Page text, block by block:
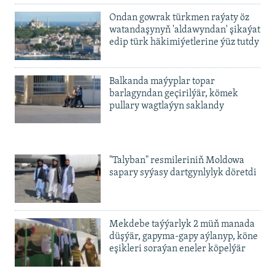
Ondan gowrak türkmen raýaty öz
watandaşynyň 'aldawyndan' şikaýat
edip türk häkimiýetlerine ýüz tutdy
Balkanda maýyplar topar
barlagyndan geçirilýär, kömek
pullary wagtlaýyn saklandy
"Talyban" resmileriniň Moldowa
sapary syýasy dartgynlylyk döretdi
Mekdebe taýýarlyk 2 müň manada
düşýär, gapyma-gapy aýlanyp, köne
eşikleri soraýan eneler köpelýär